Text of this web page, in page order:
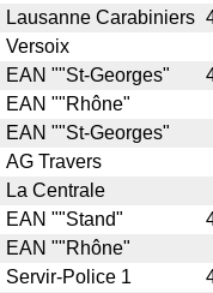
Lausanne Carabiniers
Versoix
EAN ""St-Georges"
EAN ""Rhône"
EAN ""St-Georges"
AG Travers
La Centrale
EAN ""Stand"
EAN ""Rhône"
Servir-Police 1